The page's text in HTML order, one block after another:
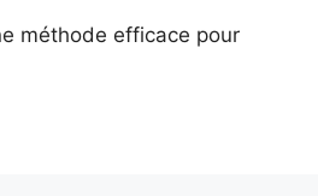
méthode efficace pour